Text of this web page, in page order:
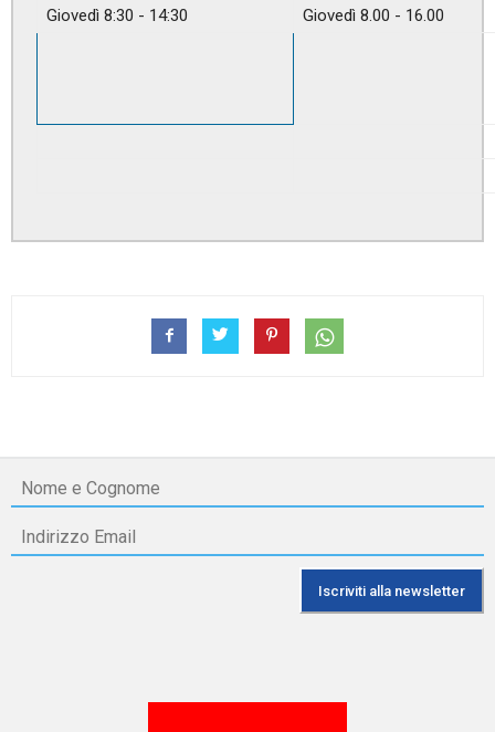
Giovedì 8:30 - 14:30
Giovedì 8.00 - 16.00